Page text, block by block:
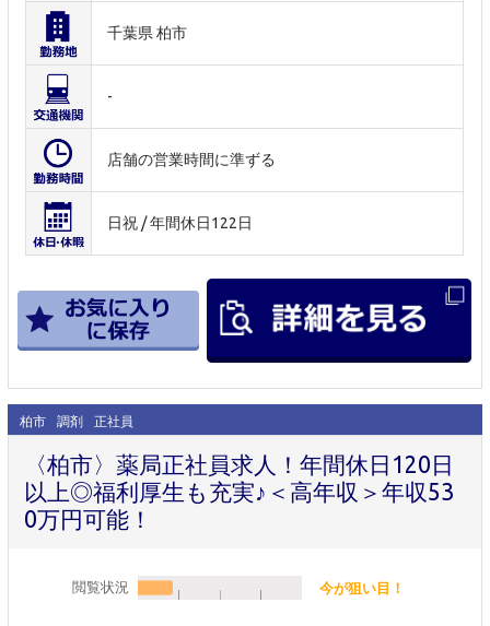
千葉県 柏市
-
店舗の営業時間に準ずる
日祝 / 年間休日122日
柏市 調剤 正社員
〈柏市〉薬局正社員求人！年間休日120日
以上◎福利厚生も充実♪＜高年収＞年収53
0万円可能！
閲覧状況 今が狙い目！